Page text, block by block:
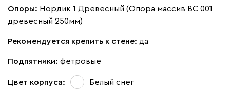
Опоры: Нордик 1 Древесный (Опора массив ВС 001
древесный 250мм)
Рекомендуется крепить к стене: да
Подпятники: фетровые
Цвет корпуса: Белый снег